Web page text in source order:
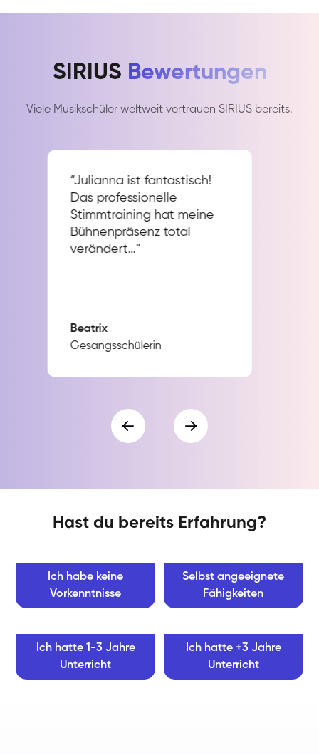
SIRIUS Bewertungen
Viele Musikschüler weltweit vertrauen SIRIUS bereits.
“Julianna ist fantastisch!
Das professionelle
Stimmtraining hat meine
Bühnenpräsenz total
verändert…”
Beatrix
Gesangsschülerin
Hast du bereits Erfahrung?
Ich habe keine
Vorkenntnisse
Selbst angeeignete
Fähigkeiten
Ich hatte 1-3 Jahre
Unterricht
Ich hatte +3 Jahre
Unterricht